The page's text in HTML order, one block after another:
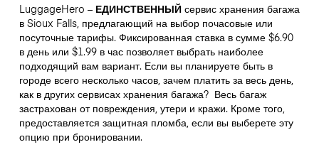
LuggageHero – ЕДИНСТВЕННЫЙсервис хранения багажа
в Sioux Falls, предлагающий на выбор почасовые или
посуточные тарифы. Фиксированная ставка в сумме $6.90
в день или $1.99 в час позволяет выбрать наиболее
подходящий вам вариант. Если вы планируете быть в
городе всего несколько часов, зачем платить за весь день,
как в других сервисах хранения багажа? Весь багаж
застрахован от повреждения, утери и кражи. Кроме того,
предоставляется защитная пломба, если вы выберете эту
опцию при бронировании.